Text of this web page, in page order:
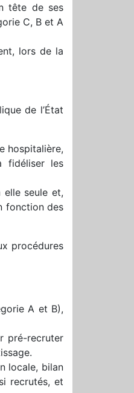
tête de ses
C, B et A
lors de la
de l’État
hospitalière,
fidéliser les
elle seule et,
fonction des
procédures
A et B),
pré-recruter
locale, bilan
recrutés, et